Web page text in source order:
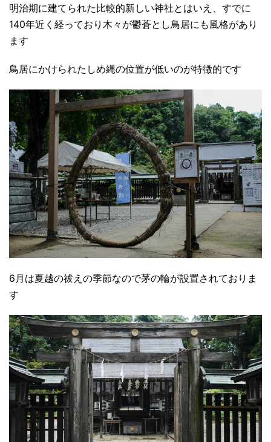
明治期に建てられた比較的新しい神社とはいえ、すでに
140年近く経っており木々が鬱蒼とし鳥居にも風格があり
ます
鳥居にかけられたしめ縄の位置が低いのが特徴的です
6月は夏越の祓えの季節なので茅の輪が設置されておりま
す